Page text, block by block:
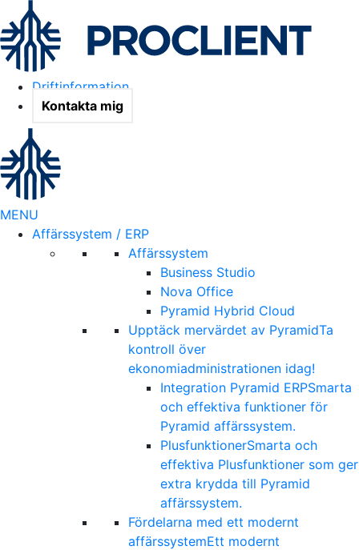
Driftinformation
Kontakta mig
MENU
Affärssystem / ERP
Affärssystem
Business Studio
Nova Office
Pyramid Hybrid Cloud
Upptäck mervärdet av PyramidTa
kontroll över
ekonomiadministrationen idag!
Integration Pyramid ERPSmarta
och effektiva funktioner för
Pyramid affärssystem.
PlusfunktionerSmarta och
effektiva Plusfunktioner som ger
extra krydda till Pyramid
affärssystem.
Fördelarna med ett modernt
affärssystemEtt modernt